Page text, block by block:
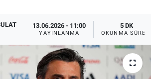
13.06.2026 - 11:00
YAYINLANMA
5 DK
OKUNMA